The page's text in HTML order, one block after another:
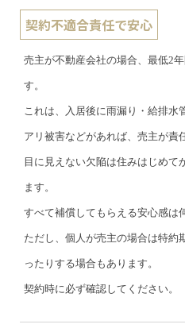
契約不適合責任で安心
売主が不動産会社の場合、最低2
す。
これは、入居後に雨漏り・給排水
アリ被害などがあれば、売主が責
目に見えない欠陥は住みはじめて
ます。
すべて補償してもらえる安心感は
ただし、個人が売主の場合は特約
ったりする場合もあります。
契約時に必ず確認してください。